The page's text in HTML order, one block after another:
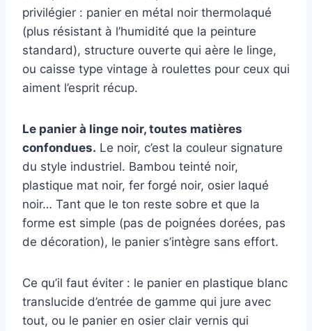
privilégier : panier en métal noir thermolaqué
(plus résistant à l’humidité que la peinture
standard), structure ouverte qui aère le linge,
ou caisse type vintage à roulettes pour ceux qui
aiment l’esprit récup.
Le panier à linge noir, toutes matières
confondues. Le noir, c’est la couleur signature
du style industriel. Bambou teinté noir,
plastique mat noir, fer forgé noir, osier laqué
noir… Tant que le ton reste sobre et que la
forme est simple (pas de poignées dorées, pas
de décoration), le panier s’intègre sans effort.
Ce qu’il faut éviter : le panier en plastique blanc
translucide d’entrée de gamme qui jure avec
tout, ou le panier en osier clair vernis qui